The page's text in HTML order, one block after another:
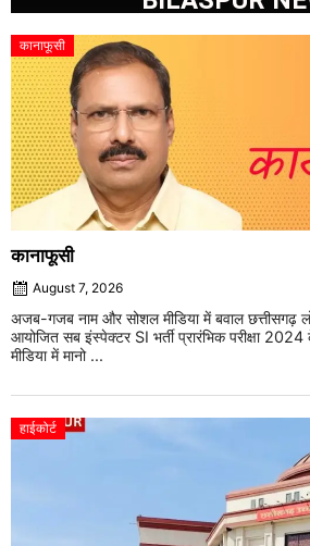
कानाफूसी
कानाफूसी
August 7, 2026
अजब-गजब नाम और सोशल मीडिया में बवाल छत्तीसगढ़
आयोजित सब इंस्पेक्टर SI भर्ती प्रारंभिक परीक्षा 2024
मीडिया में मानो ...
हाईकोर्ट